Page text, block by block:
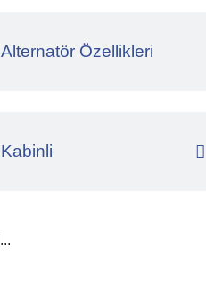
Alternatör Özellikleri
Kabinli